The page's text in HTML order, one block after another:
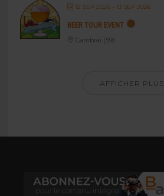
12 SEP 2026- 13 SEP 2026
BEER TOUR EVENT
Cambrai (59)
AFFICHER PLUS